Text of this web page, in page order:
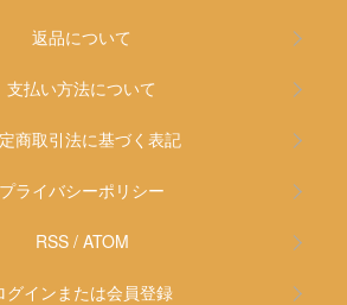
返品について
支払い方法について
商取引法に基づく表記
プライバシーポリシー
RSS/ ATOM
グインまたは会員登録